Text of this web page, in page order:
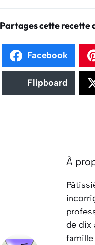
Partages cette recette
Facebook
Flipboard
À
de dix